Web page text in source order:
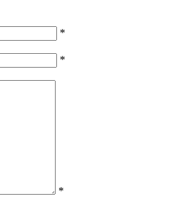
*
*
*